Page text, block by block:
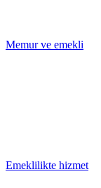
Memur ve emekli
Emeklilikte hizmet